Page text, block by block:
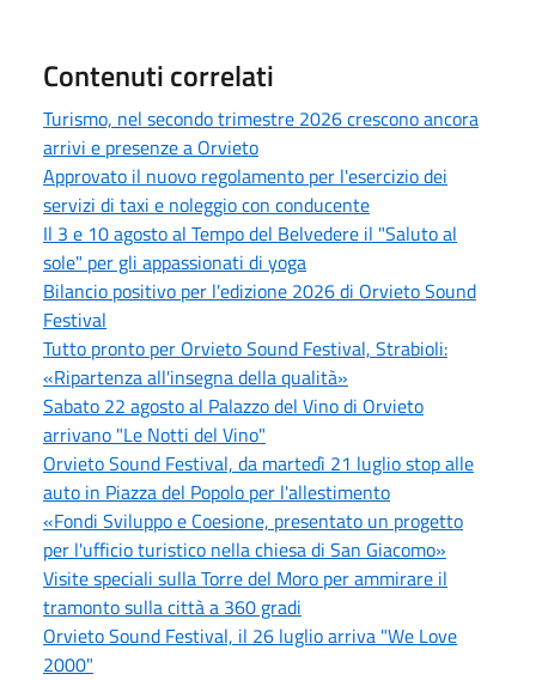
Contenuti correlati
Turismo, nel secondo trimestre 2026 crescono ancora
arrivi e presenze a Orvieto
Approvato il nuovo regolamento per l'esercizio dei
servizi di taxi e noleggio con conducente
Il 3 e 10 agosto al Tempo del Belvedere il "Saluto al
sole" per gli appassionati di yoga
Bilancio positivo per l'edizione 2026 di Orvieto Sound
Festival
Tutto pronto per Orvieto Sound Festival, Strabioli:
«Ripartenza all'insegna della qualità»
Sabato 22 agosto al Palazzo del Vino di Orvieto
arrivano "Le Notti del Vino"
Orvieto Sound Festival, da martedì 21 luglio stop alle
auto in Piazza del Popolo per l'allestimento
«Fondi Sviluppo e Coesione, presentato un progetto
per l'ufficio turistico nella chiesa di San Giacomo»
Visite speciali sulla Torre del Moro per ammirare il
tramonto sulla città a 360 gradi
Orvieto Sound Festival, il 26 luglio arriva "We Love
2000"